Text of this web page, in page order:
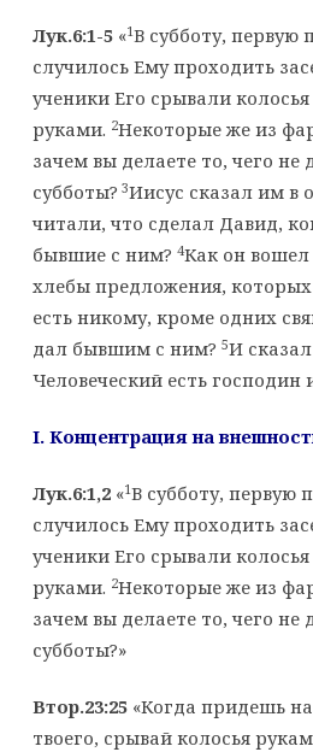
Лук.6:1-5«1В субботу, первую
случилось Ему проходить
ученики Его срывали
руками. 2Некоторые же из
зачем вы делаете то, чего не
субботы? 3Иисус сказал им в
читали, что сделал Давид,
бывшие с ним? 4Как он
хлебы предложения,
есть никому, кроме одних
дал бывшим с ним? 5И
Человеческий есть господин
I. Концентрация на
Лук.6:1,2«1В субботу, первую
случилось Ему проходить
ученики Его срывали
руками. 2Некоторые же из
зачем вы делаете то, чего не
субботы?»
Втор.23:25«Когда придешь
твоего, срывай колосья